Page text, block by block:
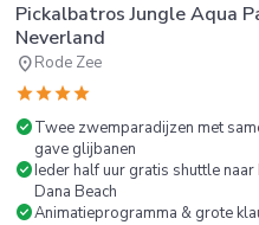
Pickalbatros Jungle Aqua
Neverland
location_onRode Zee
starstarstarstar
check_circleTwee zwemparadijzen met
gave glijbanen
check_circleIeder half uur gratis shuttle
Dana Beach
check_circleAnimatieprogramma & grote